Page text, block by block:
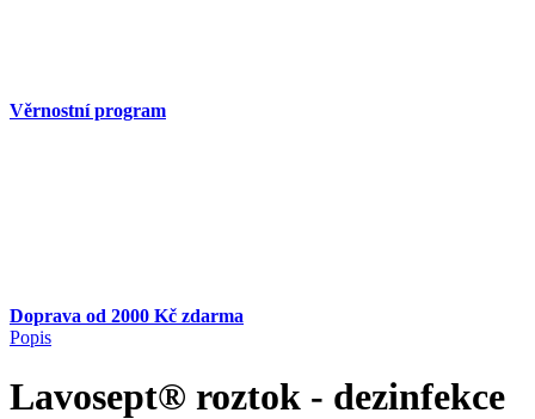
Věrnostní program
Doprava od 2000 Kč zdarma
Popis
Lavosept® roztok - dezinfekce